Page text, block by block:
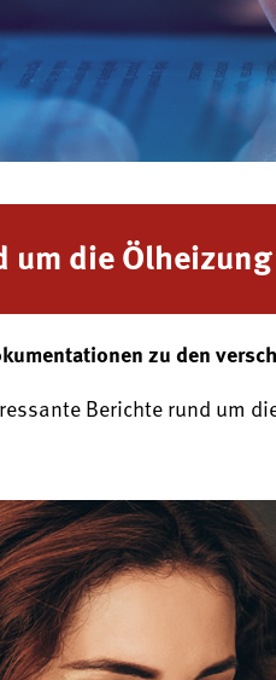
um die Ölheizung
zu den
Berichte rund um